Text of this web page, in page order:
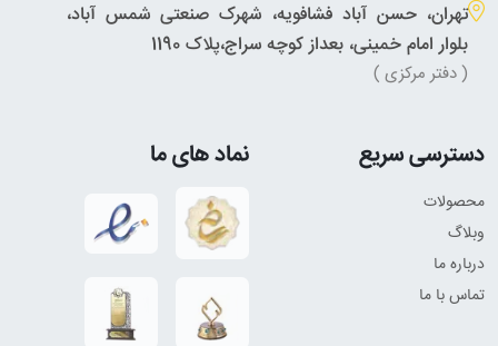
تهران، حسن آباد فشافویه، شهرک صنعتی شمس آباد،
بلوار امام خمینی، بعداز کوچه سراج،پلاک 1190
( دفتر مرکزی )
دسترسی سریع
محصولات
وبلاگ
درباره ما
تماس با ما
نماد های ما